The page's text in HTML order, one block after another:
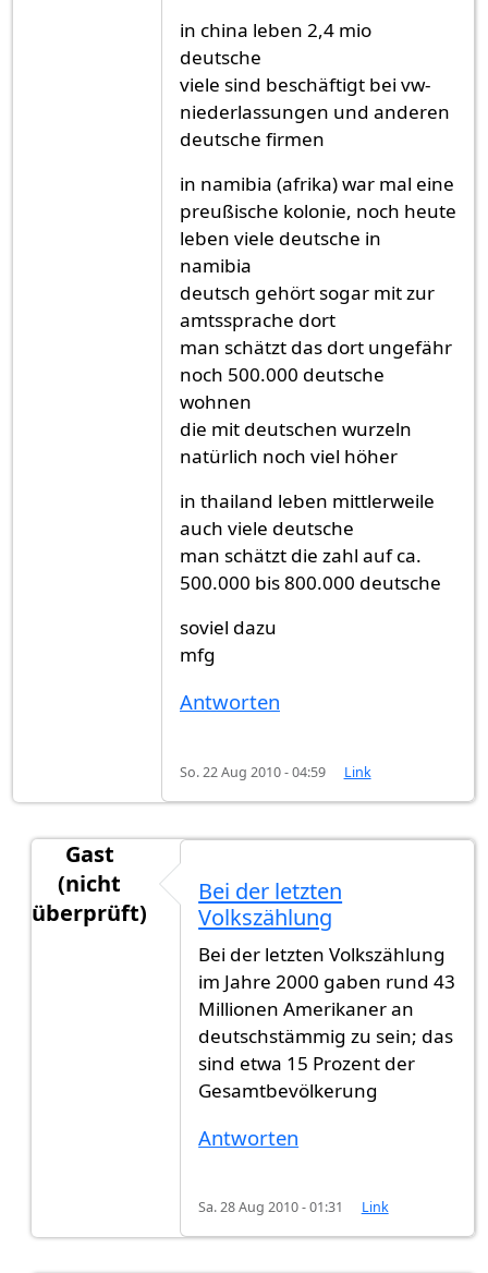
in china leben 2,4 mio
deutsche
viele sind beschäftigt bei vw-
niederlassungen und anderen
deutsche firmen
in namibia (afrika) war mal eine
preußische kolonie, noch heute
leben viele deutsche in
namibia
deutsch gehört sogar mit zur
amtssprache dort
man schätzt das dort ungefähr
noch 500.000 deutsche
wohnen
die mit deutschen wurzeln
natürlich noch viel höher
in thailand leben mittlerweile
auch viele deutsche
man schätzt die zahl auf ca.
500.000 bis 800.000 deutsche
soviel dazu
mfg
Antworten
So. 22 Aug 2010 - 04:59 Link
Gast
(nicht
überprüft)
Bei der letzten
Volkszählung
Bei der letzten Volkszählung
im Jahre 2000 gaben rund 43
Millionen Amerikaner an
deutschstämmig zu sein; das
sind etwa 15 Prozent der
Gesamtbevölkerung
Antworten
Sa. 28 Aug 2010 - 01:31 Link